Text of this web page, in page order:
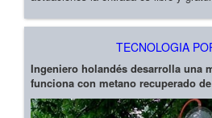
TECNOLOGIA
Ingeniero holandés desarrolla una
funciona con metano recuperado